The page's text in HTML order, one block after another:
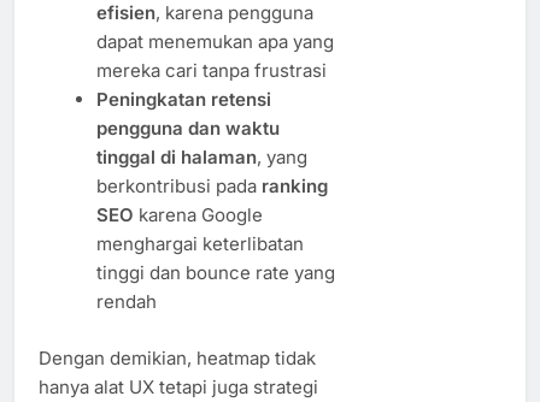
efisien, karena pengguna
dapat menemukan apa yang
mereka cari tanpa frustrasi
Peningkatan retensi
pengguna dan waktu
tinggal di halaman, yang
berkontribusi pada ranking
SEO karena Google
menghargai keterlibatan
tinggi dan bounce rate yang
rendah
Dengan demikian, heatmap tidak
hanya alat UX tetapi juga strategi